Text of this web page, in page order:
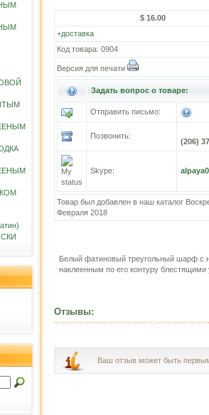
$ 16.00
+доставка
Код товара: 0904
Версия для печати
Задать вопрос о товаре:
Отправить письмо:
Позвонить:
(206)
Skype:
Товар был добавлен в наш каталог
Февраля 2018
Белый фатиновый треугольный шарф с
наклеенным по его контуру блестящими
Отзывы:
Ваш отзыв может быть